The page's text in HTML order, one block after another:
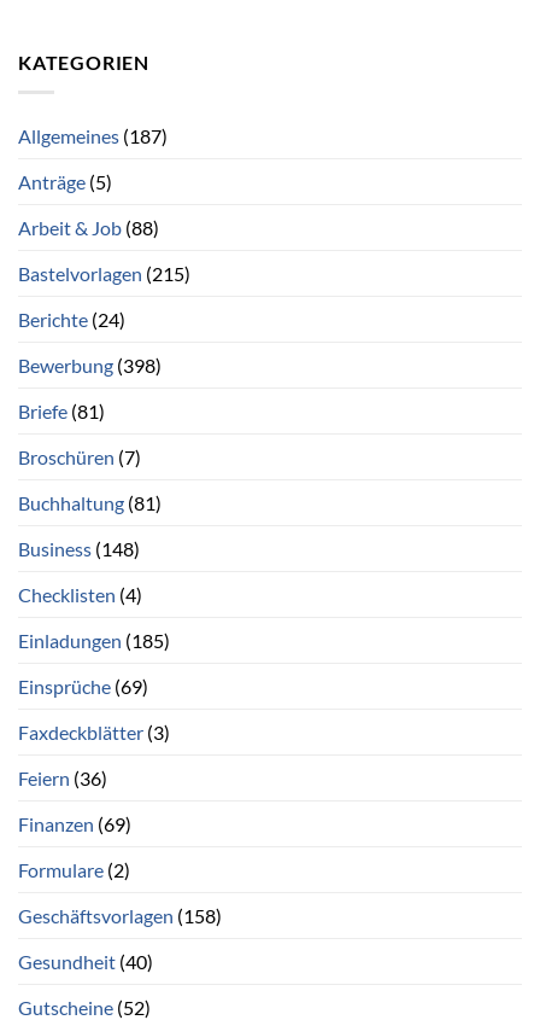
KATEGORIEN
Allgemeines (187)
Anträge (5)
Arbeit & Job (88)
Bastelvorlagen (215)
Berichte (24)
Bewerbung (398)
Briefe (81)
Broschüren (7)
Buchhaltung (81)
Business (148)
Checklisten (4)
Einladungen (185)
Einsprüche (69)
Faxdeckblätter (3)
Feiern (36)
Finanzen (69)
Formulare (2)
Geschäftsvorlagen (158)
Gesundheit (40)
Gutscheine (52)